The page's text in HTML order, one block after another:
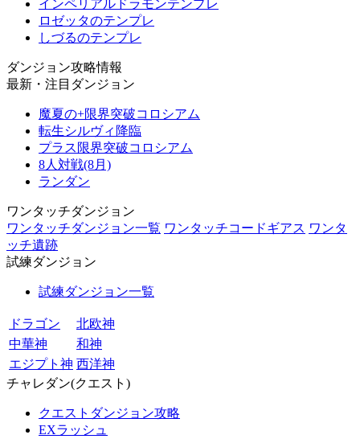
インペリアルドラモンテンプレ
ロゼッタのテンプレ
しづるのテンプレ
ダンジョン攻略情報
最新・注目ダンジョン
魔夏の+限界突破コロシアム
転生シルヴィ降臨
プラス限界突破コロシアム
8人対戦(8月)
ランダン
ワンタッチダンジョン
ワンタッチダンジョン一覧 ワンタッチコードギアス ワンタ
ッチ遺跡
試練ダンジョン
試練ダンジョン一覧
ドラゴン
北欧神
中華神
和神
エジプト神 西洋神
チャレダン(クエスト)
クエストダンジョン攻略
EXラッシュ